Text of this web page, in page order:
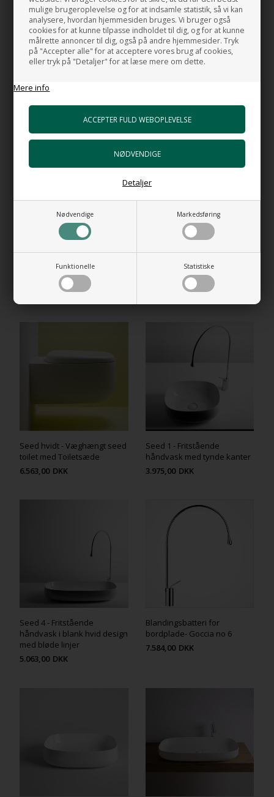
mulige brugeroplevelse og for at indsamle statistik, så vi kan
analysere, hvordan hjemmesiden bruges. Vi bruger også
cookies for at kunne tilpasse indholdet til dig, og for at kunne
målrette annoncer til dig, også på andre hjemmesider. Tryk
på "Accepter alle" for at acceptere vores brug af cookies,
eller tryk på "Detaljer" for at læse mere om dette.
Mere info
Nødvendige Markedsføring
Funktionelle Statistiske
Detaljer
Blandingsbatteri for bordplade- Goccia no
6
+7.584,00 DKK
Gå til varen
RELATEREDE PRODUKTER
med vortex skyl og soft close
DKK
håndvask til bordplade
DKK
Seed hvidt - Væghængt seed
toilet med Toiletsæde
6.563,00 DKK
Seed 1 - Fritstående
håndvask med tynde kanter
3.975,00 DKK
Seed 4 - Fritstående
håndvask i blank hvid design
med bløde linjer
5.063,00 DKK
Blandingsbatteri for
bordplade- Goccia no 6
7.584,00 DKK